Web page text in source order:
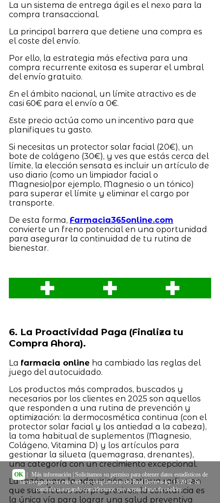
La un sistema de entrega ágil es el nexo para la
compra transaccional.
La principal barrera que detiene una compra es
el coste del envío.
Por ello, la estrategia más efectiva para una
compra recurrente exitosa es superar el umbral
del envío gratuito.
En el ámbito nacional, un límite atractivo es de
casi 60€ para el envío a 0€.
Este precio actúa como un incentivo para que
planifiques tu gasto.
Si necesitas un protector solar facial (20€), un
bote de colágeno (30€), y ves que estás cerca del
límite, la elección sensata es incluir un artículo de
uso diario (como un limpiador facial o
Magnesio|por ejemplo, Magnesio o un tónico)
para superar el límite y eliminar el cargo por
transporte.
De esta forma, Farmacia365online.com
convierte un freno potencial en una oportunidad
para asegurar la continuidad de tu rutina de
bienestar.
6. La Proactividad Paga (Finaliza tu
Compra Ahora).
La farmacia online ha cambiado las reglas del
juego del autocuidado.
Los productos más comprados, buscados y
necesarios por los clientes en 2025 son aquellos
que responden a una rutina de prevención y
optimización: la dermocosmética continua (con el
protector solar facial y los antiedad a la cabeza),
la toma habitual de suplementos (Magnesio,
Colágeno, Vitamina D) y los artículos para
gestionar la silueta (quemagrasa, drenantes),
una categoría con un crecimiento excepcional.
La razón para la adquisición continua radica en
que sus efectos son progresivos; la constancia es
la única vía para lograr una salud preventiva
OK Más información| Solicitamos su permiso para obtener datos estadísticos de
su navegación en esta web, en cumplimiento del Real Decreto-ley 13/2012. Si
continúa navegando consideramos que acepta el uso de cookies.